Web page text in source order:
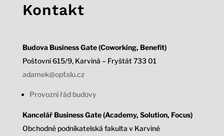
Kontakt
Budova Business Gate (Coworking, Benefit)
Poštovní 615/9, Karviná – Fryštát 733 01
adamek@opf.slu.cz
Provozní řád budovy
Kancelář Business Gate (Academy, Solution, Focus)
Obchodně podnikatelská fakulta v Karviné